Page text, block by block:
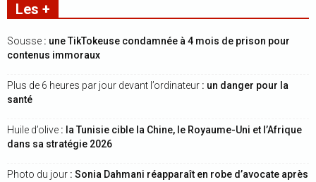
Les +
Sousse : une TikTokeuse condamnée à 4 mois de prison pour
contenus immoraux
Plus de 6 heures par jour devant l’ordinateur : un danger pour la
santé
Huile d’olive : la Tunisie cible la Chine, le Royaume-Uni et l’Afrique
dans sa stratégie 2026
Photo du jour : Sonia Dahmani réapparaît en robe d’avocate après